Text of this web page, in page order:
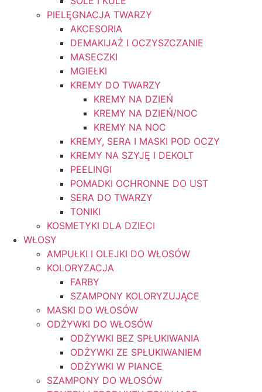
PIELĘGNACJA TWARZY
AKCESORIA
DEMAKIJAŻ I OCZYSZCZANIE
MASECZKI
MGIEŁKI
KREMY DO TWARZY
KREMY NA DZIEŃ
KREMY NA DZIEŃ/NOC
KREMY NA NOC
KREMY, SERA I MASKI POD OCZY
KREMY NA SZYJĘ I DEKOLT
PEELINGI
POMADKI OCHRONNE DO UST
SERA DO TWARZY
TONIKI
KOSMETYKI DLA DZIECI
WŁOSY
AMPUŁKI I OLEJKI DO WŁOSÓW
KOLORYZACJA
FARBY
SZAMPONY KOLORYZUJĄCE
MASKI DO WŁOSÓW
ODŻYWKI DO WŁOSÓW
ODŻYWKI BEZ SPŁUKIWANIA
ODŻYWKI ZE SPŁUKIWANIEM
ODŻYWKI W PIANCE
SZAMPONY DO WŁOSÓW